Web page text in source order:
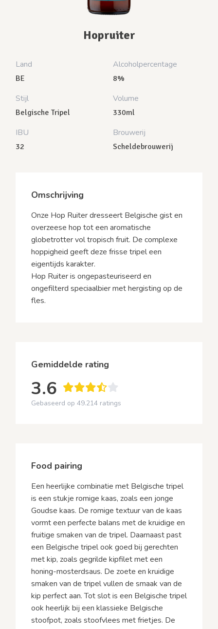
Hopruiter
Land
BE
Alcoholpercentage
8%
Stijl
Belgische Tripel
Volume
330ml
IBU
32
Brouwerij
Scheldebrouwerij
Omschrijving
Onze Hop Ruiter dresseert Belgische gist en
overzeese hop tot een aromatische
globetrotter vol tropisch fruit. De complexe
hoppigheid geeft deze frisse tripel een
eigentijds karakter.
Hop Ruiter is ongepasteuriseerd en
ongefilterd speciaalbier met hergisting op de
fles.
Gemiddelde rating
3.6
Gebaseerd op 49.214 ratings
Food pairing
Een heerlijke combinatie met Belgische tripel
is een stukje romige kaas, zoals een jonge
Goudse kaas. De romige textuur van de kaas
vormt een perfecte balans met de kruidige en
fruitige smaken van de tripel. Daarnaast past
een Belgische tripel ook goed bij gerechten
met kip, zoals gegrilde kipfilet met een
honing-mosterdsaus. De zoete en kruidige
smaken van de tripel vullen de smaak van de
kip perfect aan. Tot slot is een Belgische tripel
ook heerlijk bij een klassieke Belgische
stoofpot, zoals stoofvlees met frietjes. De